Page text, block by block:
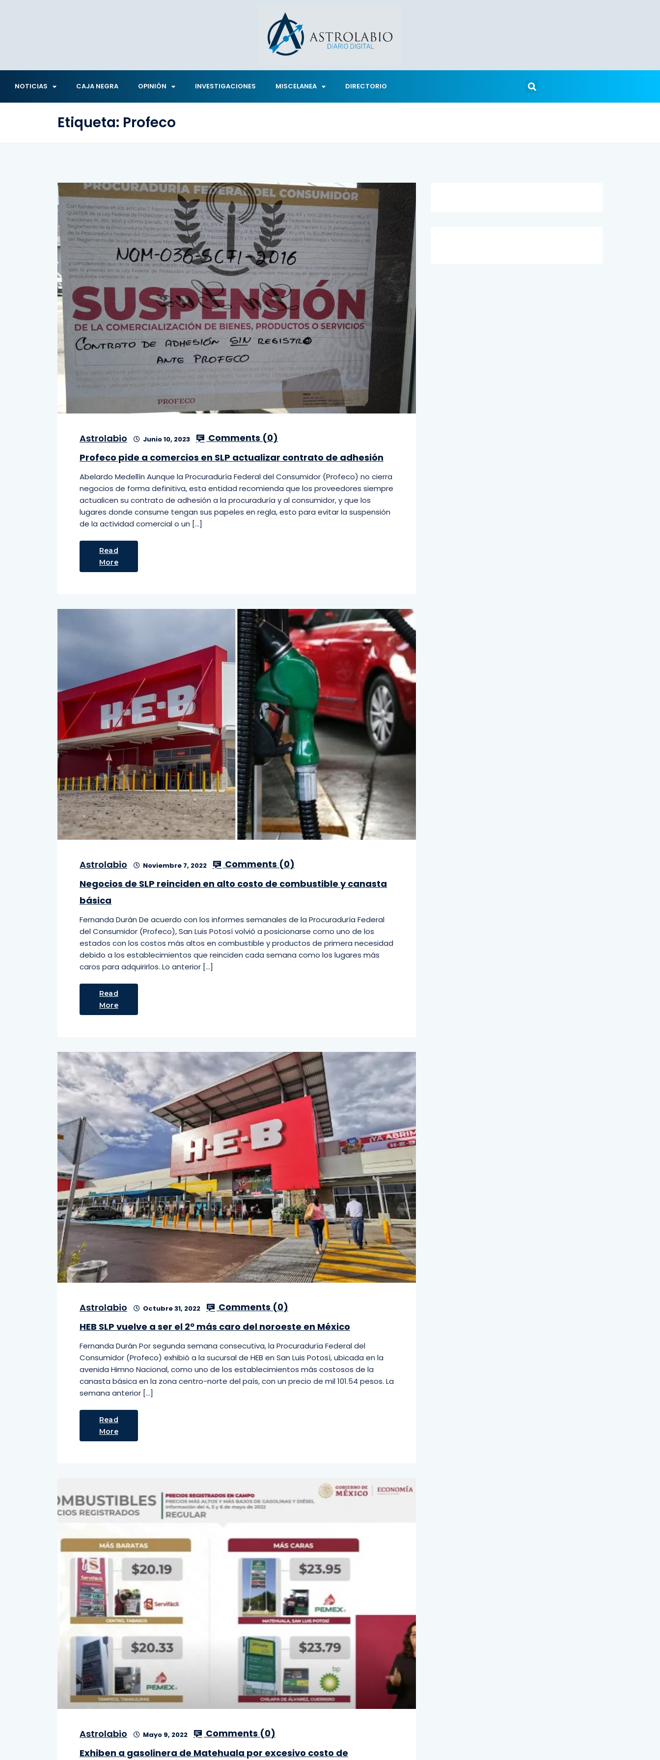
NOTICIAS CAJA NEGRA OPINIÓN INVESTIGACIONES MISCELANEA DIRECTORIO
Etiqueta: Profeco
Astrolabio Junio 10, 2023 Comments (0)
Profeco pide a comercios en SLP actualizar contrato de adhesión
Abelardo Medellín Aunque la Procuraduría Federal del Consumidor (Profeco) no cierra
negocios de forma definitiva, esta entidad recomienda que los proveedores siempre
actualicen su contrato de adhesión a la procuraduría y al consumidor, y que los
lugares donde consume tengan sus papeles en regla, esto para evitar la suspensión
de la actividad comercial o un […]
Read
More
Astrolabio Noviembre 7, 2022 Comments (0)
Negocios de SLP reinciden en alto costo de combustible y canasta
básica
Fernanda Durán De acuerdo con los informes semanales de la Procuraduría Federal
del Consumidor (Profeco), San Luis Potosí volvió a posicionarse como uno de los
estados con los costos más altos en combustible y productos de primera necesidad
debido a los establecimientos que reinciden cada semana como los lugares más
caros para adquirirlos. Lo anterior […]
Read
More
Astrolabio Octubre 31, 2022 Comments (0)
HEB SLP vuelve a ser el 2º más caro del noroeste en México
Fernanda Durán Por segunda semana consecutiva, la Procuraduría Federal del
Consumidor (Profeco) exhibió a la sucursal de HEB en San Luis Potosí, ubicada en la
avenida Himno Nacional, como uno de los establecimientos más costosos de la
canasta básica en la zona centro-norte del país, con un precio de mil 101.54 pesos. La
semana anterior […]
Read
More
Astrolabio Mayo 9, 2022 Comments (0)
Exhiben a gasolinera de Matehuala por excesivo costo de